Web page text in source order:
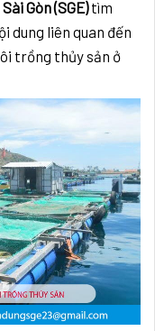
Gòn (SGE)tìm
dung liên quan đến
trồng thủy sản ở